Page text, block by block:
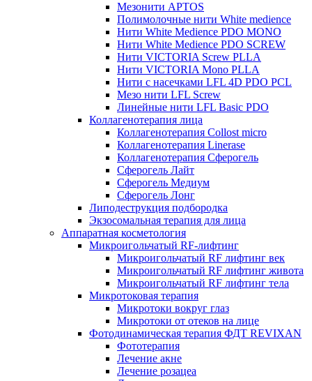
Мезонити APTOS
Полимолочные нити White medience
Нити White Medience PDO MONO
Нити White Medience PDO SCREW
Нити VICTORIA Screw PLLA
Нити VICTORIA Mono PLLA
Нити с насечками LFL 4D PDO PCL
Мезо нити LFL Screw
Линейные нити LFL Basic PDO
Коллагенотерапия лица
Коллагенотерапия Collost micro
Коллагенотерапия Linerase
Коллагенотерапия Сферогель
Сферогель Лайт
Сферогель Медиум
Сферогель Лонг
Липодеструкция подбородка
Экзосомальная терапия для лица
Аппаратная косметология
Микроигольчатый RF-лифтинг
Микроигольчатый RF лифтинг век
Микроигольчатый RF лифтинг живота
Микроигольчатый RF лифтинг тела
Микротоковая терапия
Микротоки вокруг глаз
Микротоки от отеков на лице
Фотодинамическая терапия ФДТ REVIXAN
Фототерапия
Лечение акне
Лечение розацеа